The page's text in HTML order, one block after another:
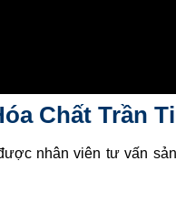
Chất Trần
nhân viên tư vấn